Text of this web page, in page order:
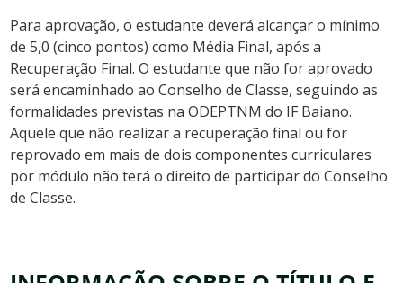
Para aprovação, o estudante deverá alcançar o mínimo
de 5,0 (cinco pontos) como Média Final, após a
Recuperação Final. O estudante que não for aprovado
será encaminhado ao Conselho de Classe, seguindo as
formalidades previstas na ODEPTNM do IF Baiano.
Aquele que não realizar a recuperação final ou for
reprovado em mais de dois componentes curriculares
por módulo não terá o direito de participar do Conselho
de Classe.